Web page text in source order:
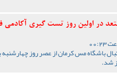
در اولین روز تست گیری آکادمی
باشگاه مس کرمان از عصر روز چهارشنبه
شد.